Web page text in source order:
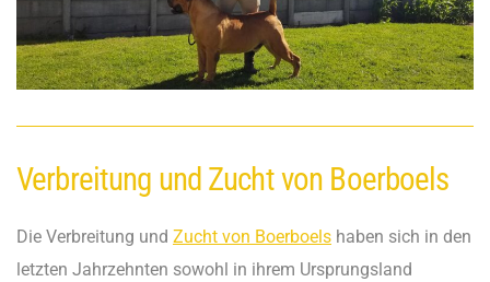
Verbreitung und Zucht von Boerboels
Die Verbreitung und Zucht von Boerboels haben sich in den
letzten Jahrzehnten sowohl in ihrem Ursprungsland